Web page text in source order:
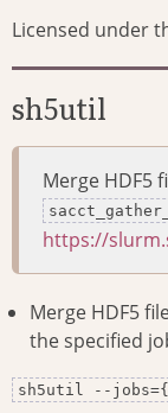
Licensed under
sh5util
Merge HDF5
https://
Merge HDF5
the specified
sh5util --